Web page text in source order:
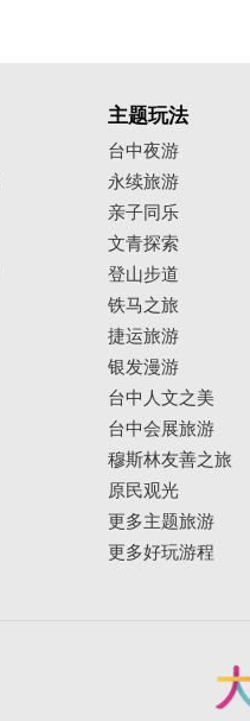
主题玩法
台中夜游
永续旅游
亲子同乐
文青探索
登山步道
铁马之旅
捷运旅游
银发漫游
台中人文之美
台中会展旅游
穆斯林友善之旅
原民观光
更多主题旅游
更多好玩游程